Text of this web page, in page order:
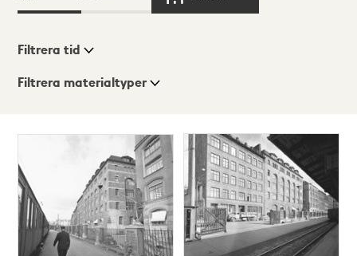
Visningsläge
Filtrera tid
Filtrera materialtyper